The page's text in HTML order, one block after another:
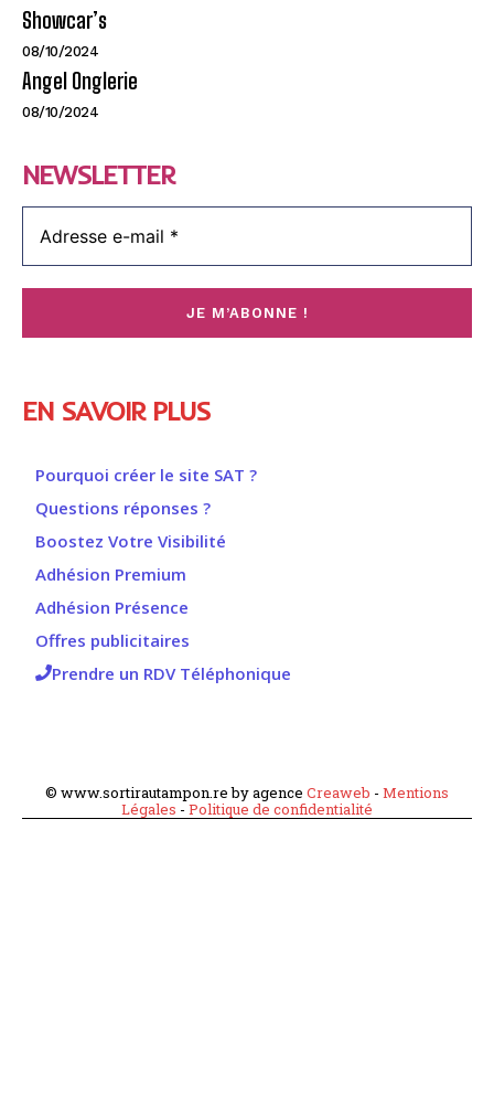
Showcar’s
08/10/2024
Angel Onglerie
08/10/2024
NEWSLETTER
EN SAVOIR PLUS
Pourquoi créer le site SAT ?
Questions réponses ?
Boostez Votre Visibilité
Adhésion Premium
Adhésion Présence
Offres publicitaires
Prendre un RDV Téléphonique
© www.sortirautampon.re by agence Creaweb - Mentions
Légales - Politique de confidentialité